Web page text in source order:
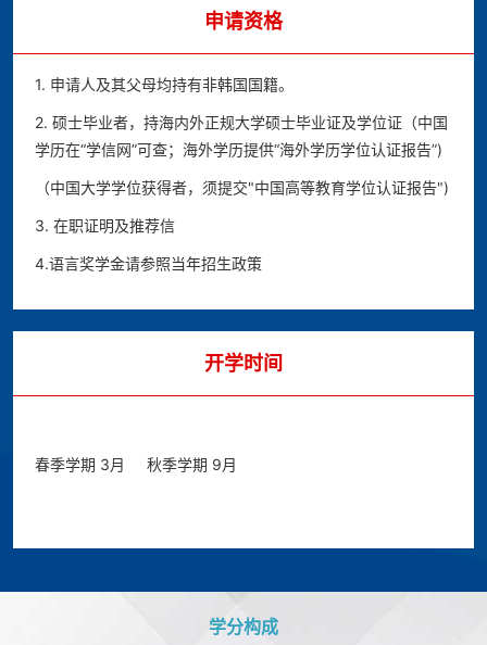
1. 申请人及其父母均持有非韩国国籍。
2. 硕士毕业者，持海内外正规大学硕士毕业证及学位证（中国
学历在“学信网”可查；海外学历提供“海外学历学位认证报告”)
（中国大学学位获得者，须提交"中国高等教育学位认证报告")
3. 在职证明及推荐信
4.语言奖学金请参照当年招生政策
申请资格
开学时间
春季学期 3月 秋季学期 9月
学分构成